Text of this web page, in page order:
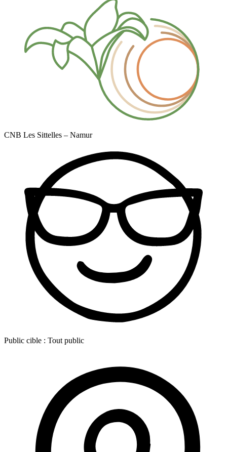
CNB Les Sittelles – Namur
Public cible : Tout public